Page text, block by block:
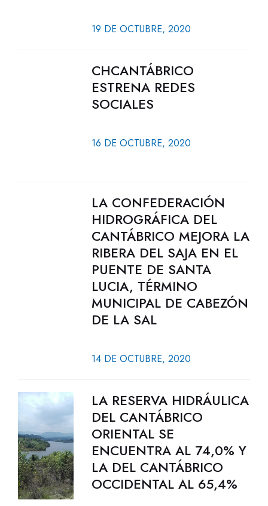
19 DE OCTUBRE, 2020
CHCANTÁBRICO
ESTRENA REDES
SOCIALES
16 DE OCTUBRE, 2020
LA CONFEDERACIÓN
HIDROGRÁFICA DEL
CANTÁBRICO MEJORA LA
RIBERA DEL SAJA EN EL
PUENTE DE SANTA
LUCIA, TÉRMINO
MUNICIPAL DE CABEZÓN
DE LA SAL
14 DE OCTUBRE, 2020
LA RESERVA HIDRÁULICA
DEL CANTÁBRICO
ORIENTAL SE
ENCUENTRA AL 74,0% Y
LA DEL CANTÁBRICO
OCCIDENTAL AL 65,4%